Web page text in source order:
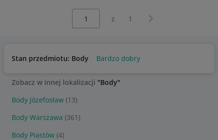
z 1 Następna strona
Stan przedmiotu: Body Bardzo dobry
Zobacz w innej lokalizacji "Body"
Body Józefosław (13)
Body Warszawa (361)
Body Piastów (4)